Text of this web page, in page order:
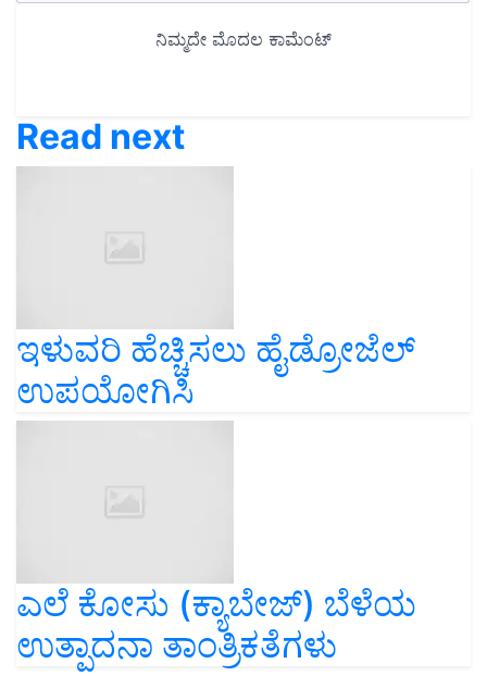
Read next
ಇಳುವರಿ ಹೆಚ್ಚಿಸಲು ಹೈಡ್ರೋಜೆಲ್
ಉಪಯೋಗಿಸಿ
ಎಲೆ ಕೋಸು (ಕ್ಯಾಬೇಜ್) ಬೆಳೆಯ
ಉತ್ಪಾದನಾ ತಾಂತ್ರಿಕತೆಗಳು